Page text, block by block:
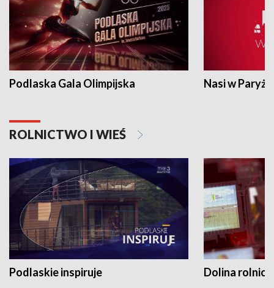
Podlaska Gala Olimpijska Nasi w Paryżu
ROLNICTWO I WIEŚ
Podlaskie inspiruje Dolina